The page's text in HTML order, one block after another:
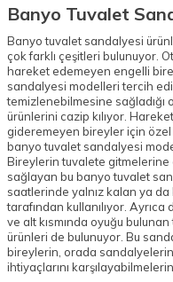
Banyo Tuvalet
Banyo tuvalet sandalyesi
çok farklı çeşitleri bulunuyor.
hareket edemeyen engelli
sandalyesi modelleri tercih
temizlenebilmesine
ürünlerini cazip kılıyor.
gideremeyen bireyler için
banyo tuvalet sandalyesi
Bireylerin tuvalete gitmelerine
sağlayan bu banyo tuvalet
saatlerinde yalnız kalan ya da
tarafından kullanılıyor.
ve alt kısmında oyuğu
ürünleri de bulunuyor. Bu
bireylerin, orada
ihtiyaçlarını